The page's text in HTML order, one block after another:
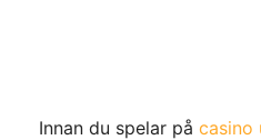
Innan du spelar på casino